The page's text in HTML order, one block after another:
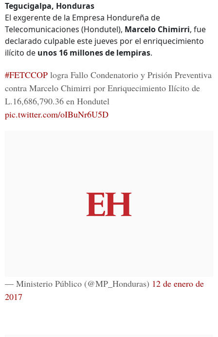
Tegucigalpa, Honduras
El exgerente de la Empresa Hondureña de
Telecomunicaciones (Hondutel), Marcelo Chimirri, fue
declarado culpable este jueves por el enriquecimiento
ilícito de unos 16 millones de lempiras.
#FETCCOP logra Fallo Condenatorio y Prisión Preventiva
contra Marcelo Chimirri por Enriquecimiento Ilícito de
L.16,686,790.36 en Hondutel
pic.twitter.com/oIBuNr6U5D
— Ministerio Público (@MP_Honduras) 12 de enero de
2017